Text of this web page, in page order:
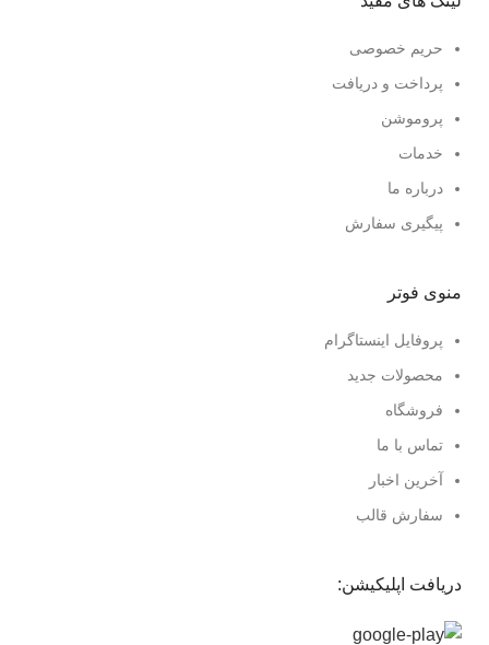
حریم خصوصی
پرداخت و دریافت
پروموشن
خدمات
درباره ما
پیگیری سفارش
منوی فوتر
پروفایل اینستاگرام
محصولات جدید
فروشگاه
تماس با ما
آخرین اخبار
سفارش قالب
دریافت اپلیکیشن: